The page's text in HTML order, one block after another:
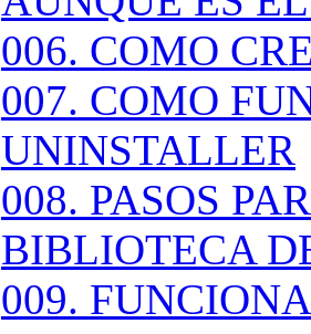
006. COMO
007. COMO
UNINSTALLER
008. PASOS
BIBLIOTECA
009.